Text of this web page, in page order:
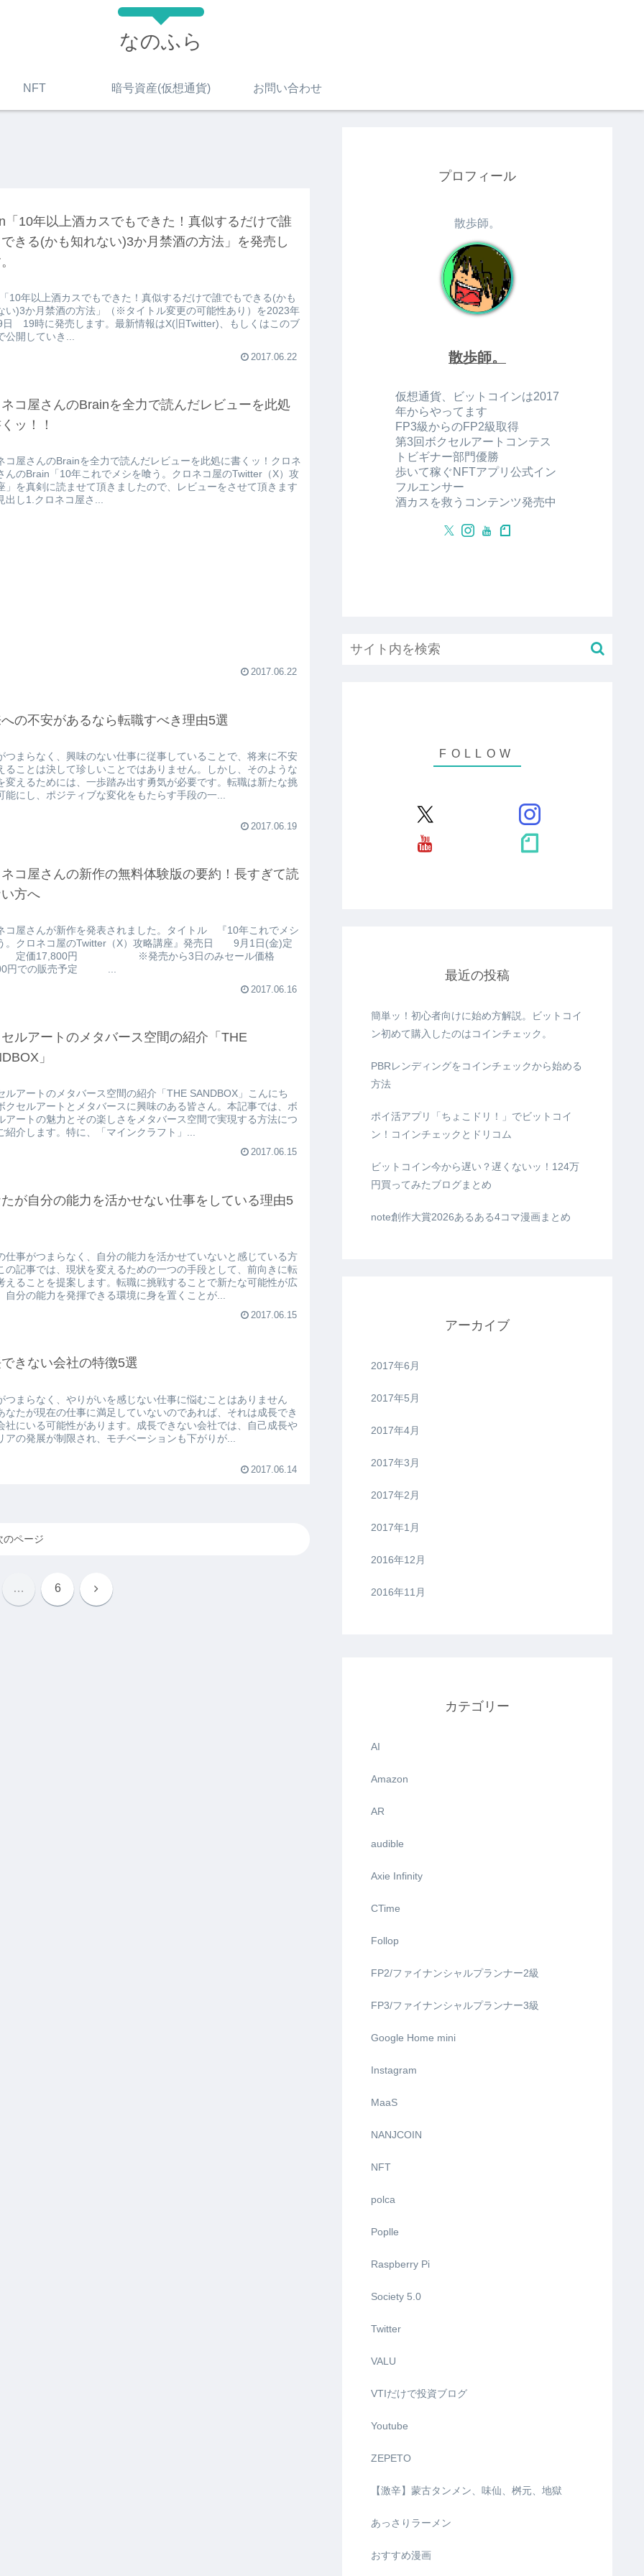
なのふら
NFT 暗号資産(仮想通貨) お問い合わせ
「10年以上酒カスでもできた！真似するだけで誰
きる(かも知れない)3か月禁酒の方法」を発売し
10年以上酒カスでもできた！真似するだけで誰でもできる(かも
い)3か月禁酒の方法」（※タイトル変更の可能性あり）を2023年
日 19時に発売します。最新情報はX(旧Twitter)、もしくはこのブ
公開していき...
2017.06.22
コ屋さんのBrainを全力で読んだレビューを此処
ッ！！
コ屋さんのBrainを全力で読んだレビューを此処に書くッ！クロネ
んのBrain「10年これでメシを喰う。クロネコ屋のTwitter（X）攻
」を真剣に読ませて頂きましたので、レビューをさせて頂きます
出し1.クロネコ屋さ...
2017.06.22
の不安があるなら転職すべき理由5選
つまらなく、興味のない仕事に従事していることで、将来に不安
ることは決して珍しいことではありません。しかし、そのような
変えるためには、一歩踏み出す勇気が必要です。転職は新たな挑
能にし、ポジティブな変化をもたらす手段の一...
2017.06.19
コ屋さんの新作の無料体験版の要約！長すぎて読
方へ
コ屋さんが新作を発表されました。タイトル 『10年これでメシ
。クロネコ屋のTwitter（X）攻略講座』発売日 9月1日(金)定
価17,800円 ※発売から3日のみセール価格
円での販売予定 ...
2017.06.16
ルアートのメタバース空間の紹介「THE
」
ルアートのメタバース空間の紹介「THE SANDBOX」こんにち
クセルアートとメタバースに興味のある皆さん。本記事では、ボ
アートの魅力とその楽しさをメタバース空間で実現する方法につ
紹介します。特に、「マインクラフト」...
2017.06.15
が自分の能力を活かせない仕事をしている理由5
仕事がつまらなく、自分の能力を活かせていないと感じている方
の記事では、現状を変えるための一つの手段として、前向きに転
えることを提案します。転職に挑戦することで新たな可能性が広
自分の能力を発揮できる環境に身を置くことが...
2017.06.15
きない会社の特徴5選
つまらなく、やりがいを感じない仕事に悩むことはありません
なたが現在の仕事に満足していないのであれば、それは成長でき
社にいる可能性があります。成長できない会社では、自己成長や
アの発展が制限され、モチベーションも下がりが...
2017.06.14
のページ
… 6 次
プロフィール
散歩師。
散歩師。
仮想通貨、ビットコインは2017
年からやってます
FP3級からのFP2級取得
第3回ボクセルアートコンテス
トビギナー部門優勝
歩いて稼ぐNFTアプリ公式イン
フルエンサー
酒カスを救うコンテンツ発売中
最近の投稿
簡単ッ！初心者向けに始め方解説。ビットコイ
ン初めて購入したのはコインチェック。
PBRレンディングをコインチェックから始める
方法
ポイ活アプリ「ちょこドリ！」でビットコイ
ン！コインチェックとドリコム
ビットコイン今から遅い？遅くないッ！124万
円買ってみたブログまとめ
note創作大賞2026あるある4コマ漫画まとめ
アーカイブ
2017年6月
2017年5月
2017年4月
2017年3月
2017年2月
2017年1月
2016年12月
2016年11月
カテゴリー
AI
Amazon
AR
audible
Axie Infinity
CTime
Follop
FP2/ファイナンシャルプランナー2級
FP3/ファイナンシャルプランナー3級
Google Home mini
Instagram
MaaS
NANJCOIN
NFT
polca
Poplle
Raspberry Pi
Society 5.0
Twitter
VALU
VTIだけで投資ブログ
Youtube
ZEPETO
【激辛】蒙古タンメン、味仙、桝元、地獄
あっさりラーメン
おすすめ漫画